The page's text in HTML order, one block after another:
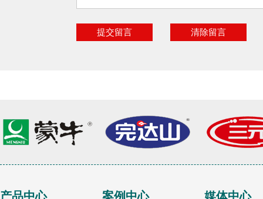
产品中心 案例中心 媒体中心